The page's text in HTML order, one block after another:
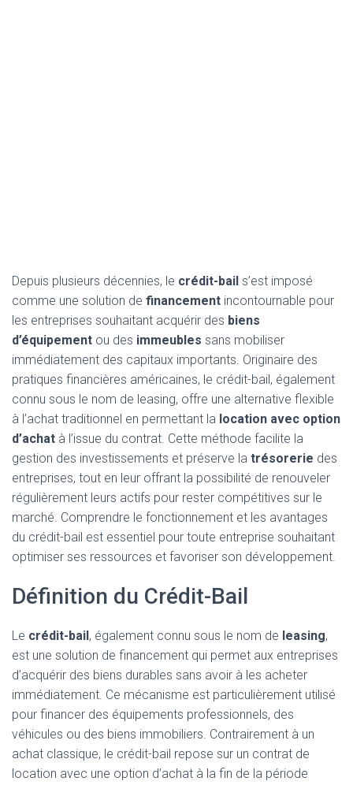
Depuis plusieurs décennies, le crédit-bail s’est imposé
comme une solution de financement incontournable pour
les entreprises souhaitant acquérir des biens
d’équipement ou des immeubles sans mobiliser
immédiatement des capitaux importants. Originaire des
pratiques financières américaines, le crédit-bail, également
connu sous le nom de leasing, offre une alternative flexible
à l’achat traditionnel en permettant la location avec option
d’achat à l’issue du contrat. Cette méthode facilite la
gestion des investissements et préserve la trésorerie des
entreprises, tout en leur offrant la possibilité de renouveler
régulièrement leurs actifs pour rester compétitives sur le
marché. Comprendre le fonctionnement et les avantages
du crédit-bail est essentiel pour toute entreprise souhaitant
optimiser ses ressources et favoriser son développement.
Définition du Crédit-Bail
Le crédit-bail, également connu sous le nom de leasing,
est une solution de financement qui permet aux entreprises
d’acquérir des biens durables sans avoir à les acheter
immédiatement. Ce mécanisme est particulièrement utilisé
pour financer des équipements professionnels, des
véhicules ou des biens immobiliers. Contrairement à un
achat classique, le crédit-bail repose sur un contrat de
location avec une option d’achat à la fin de la période